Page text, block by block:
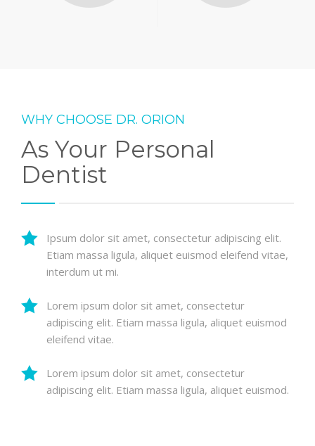
WHY CHOOSE DR. ORION
As Your Personal
Dentist
Ipsum dolor sit amet, consectetur adipiscing elit.
Etiam massa ligula, aliquet euismod eleifend vitae,
interdum ut mi.
Lorem ipsum dolor sit amet, consectetur
adipiscing elit. Etiam massa ligula, aliquet euismod
eleifend vitae.
Lorem ipsum dolor sit amet, consectetur
adipiscing elit. Etiam massa ligula, aliquet euismod.